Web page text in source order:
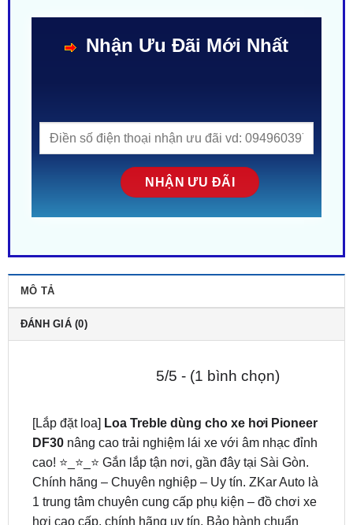
Nhận Ưu Đãi Mới Nhất
MÔ TẢ
ĐÁNH GIÁ (0)
5/5 - (1 bình chọn)
[Lắp đặt loa] Loa Treble dùng cho xe hơi Pioneer
DF30nâng cao trải nghiệm lái xe với âm nhạc đỉnh
cao! ⭐_⭐_⭐ Gắn lắp tận nơi, gần đây tại Sài Gòn.
Chính hãng – Chuyên nghiệp – Uy tín. ZKar Auto là
1 trung tâm chuyên cung cấp phụ kiện – đồ chơi xe
hơi cao cấp, chính hãng uy tín. Bảo hành chuẩn